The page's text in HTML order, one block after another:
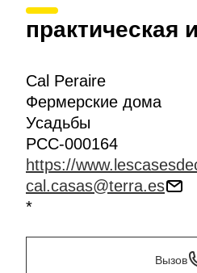
практическая
Cal Peraire
Фермерские дома
Усадьбы
PCC-000164
https://
cal.casas@terra.es
*
Вызов